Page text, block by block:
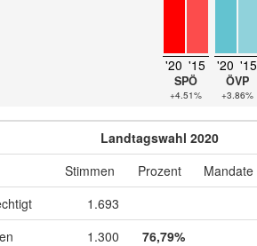
'20 '15
SPÖ
+4.51%
'20 '15
ÖVP
+3.86%
Landtagswahl 2020
Stimmen
Prozent Mandate
1.693
1.300 76,79%